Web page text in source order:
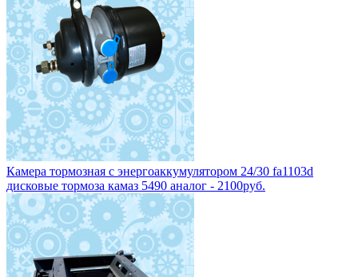
Камера тормозная с энергоаккумулятором 24/30 fa1103d
дисковые тормоза камаз 5490 аналог - 2100руб.